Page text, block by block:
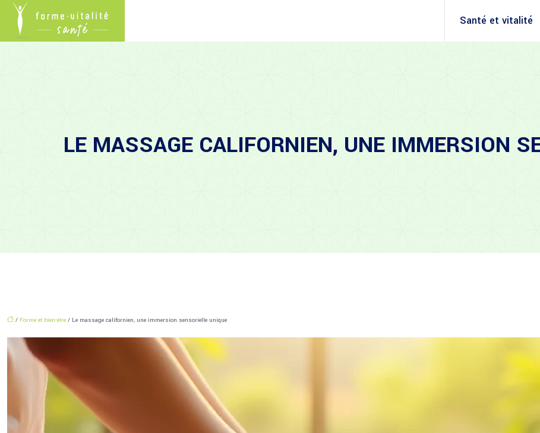
Santé et vitalité
LE MASSAGE CALIFORNIEN, UNE IMMERSION
/ Forme et bien-être / Le massage californien, une immersion sensorielle unique